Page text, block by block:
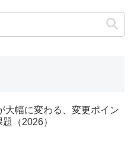
大幅に変わる、変更ポイン
題（2026）